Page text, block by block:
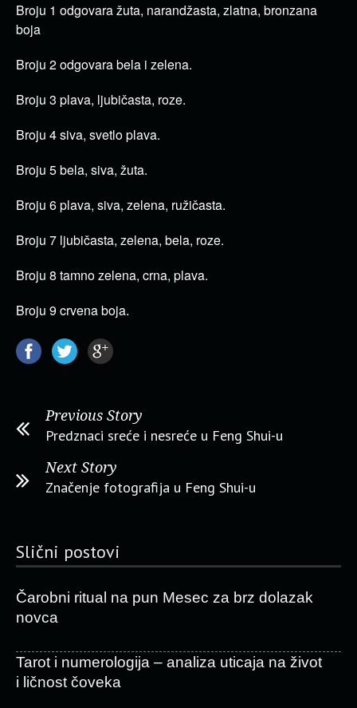
Broju 1 odgovara žuta, narandžasta, zlatna, bronzana
boja
Broju 2 odgovara bela i zelena.
Broju 3 plava, ljubičasta, roze.
Broju 4 siva, svetlo plava.
Broju 5 bela, siva, žuta.
Broju 6 plava, siva, zelena, ružičasta.
Broju 7 ljubičasta, zelena, bela, roze.
Broju 8 tamno zelena, crna, plava.
Broju 9 crvena boja.
Previous Story
Predznaci sreće i nesreće u Feng Shui-u
Next Story
Značenje fotografija u Feng Shui-u
Slični postovi
Čarobni ritual na pun Mesec za brz dolazak
novca
Tarot i numerologija – analiza uticaja na život
i ličnost čoveka